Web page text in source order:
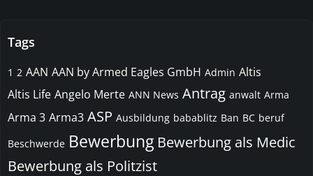
Tags
1 2 AAN AAN by Armed Eagles GmbH Admin Altis
Altis Life Angelo Merte ANN News Antrag anwalt Arma
Arma 3 Arma3 ASP Ausbildung babablitz Ban BC beruf
Beschwerde Bewerbung Bewerbung als Medic
Bewerbung als Politzist